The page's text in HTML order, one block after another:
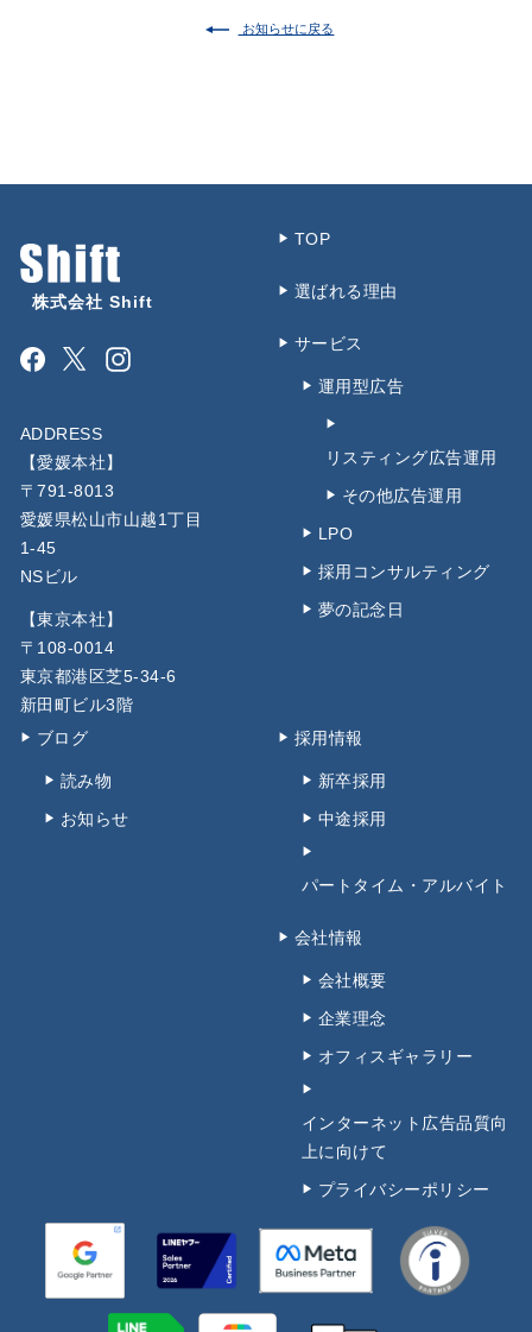
お知らせに戻る
株式会社 Shift
Facebook Instagram
ADDRESS
【愛媛本社】
〒791-8013
愛媛県松山市山越1丁目
1-45
NSビル
【東京本社】
〒108-0014
東京都港区芝5-34-6
新田町ビル3階
TOP
選ばれる理由
サービス
運用型広告
リスティング広告運用
その他広告運用
LPO
採用コンサルティング
夢の記念日
ブログ
読み物
お知らせ
採用情報
新卒採用
中途採用
パートタイム・アルバイト
会社情報
会社概要
企業理念
オフィスギャラリー
インターネット広告品質向
上に向けて
プライバシーポリシー